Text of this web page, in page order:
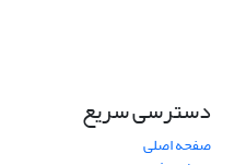
دسترسی سریع
صفحه اصلی